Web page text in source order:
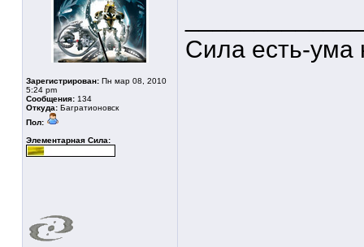
Зарегистрирован: Пн мар 08, 2010
5:24 pm
Сообщения: 134
Откуда: Багратионовск
Пол:
Элементарная Сила:
Сила есть-ума